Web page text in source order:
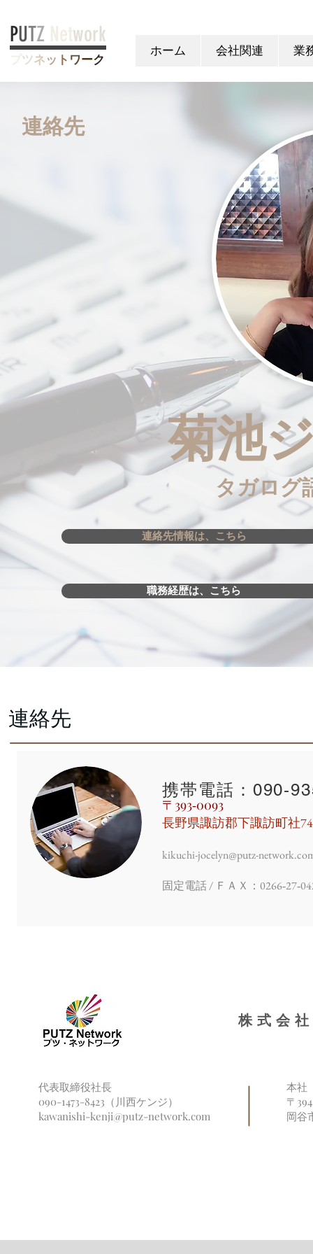
ホーム 会社関連 業
PUTZ Network
プツネ ッ ト ワーク
連絡先
菊池
タガログ
連絡先情報は、こちら
職務経歴は、こちら
連絡先
携帯電話：
​〒393‐0093
長野県諏訪郡下諏訪町社
kikuchi-jocelyn@putz-
固定電話 / ＦＡＸ：
株式会
代表取締役社長
090-1473-8423（川西ケンジ）
kawanishi-kenji@putz-network.com
本社
〒
岡谷